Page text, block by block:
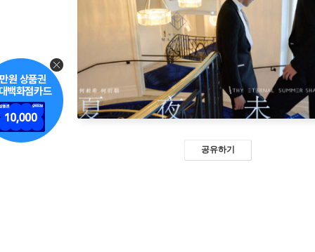
공유하기